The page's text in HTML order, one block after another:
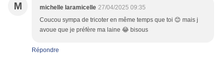
M michelle laramicelle 27/04/2025 09:35
Coucou sympa de tricoter en même temps que toi 😊 mais j
avoue que je préfère ma laine 😂 bisous
Répondre